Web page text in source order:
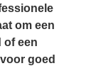
om een
of een
goed